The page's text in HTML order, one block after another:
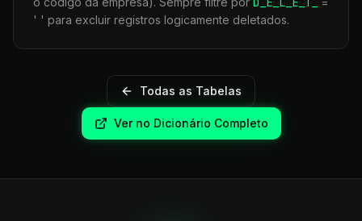
' ' para excluir registros logicamente deletados.
Todas as Tabelas
Ver no Dicionário Completo